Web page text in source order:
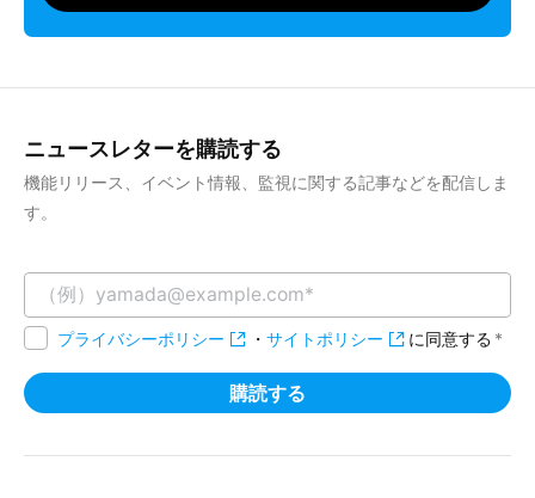
ニュースレターを購読する
機能リリース、イベント情報、監視に関する記事などを配信しま
す。
プライバシーポリシー ・ サイトポリシー に同意する *